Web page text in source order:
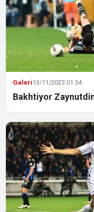
Galeri13/11/2023 01:54
Bakhtiyor